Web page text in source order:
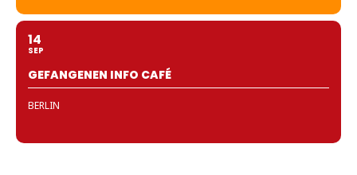
14
SEP
GEFANGENEN INFO CAFÉ
BERLIN